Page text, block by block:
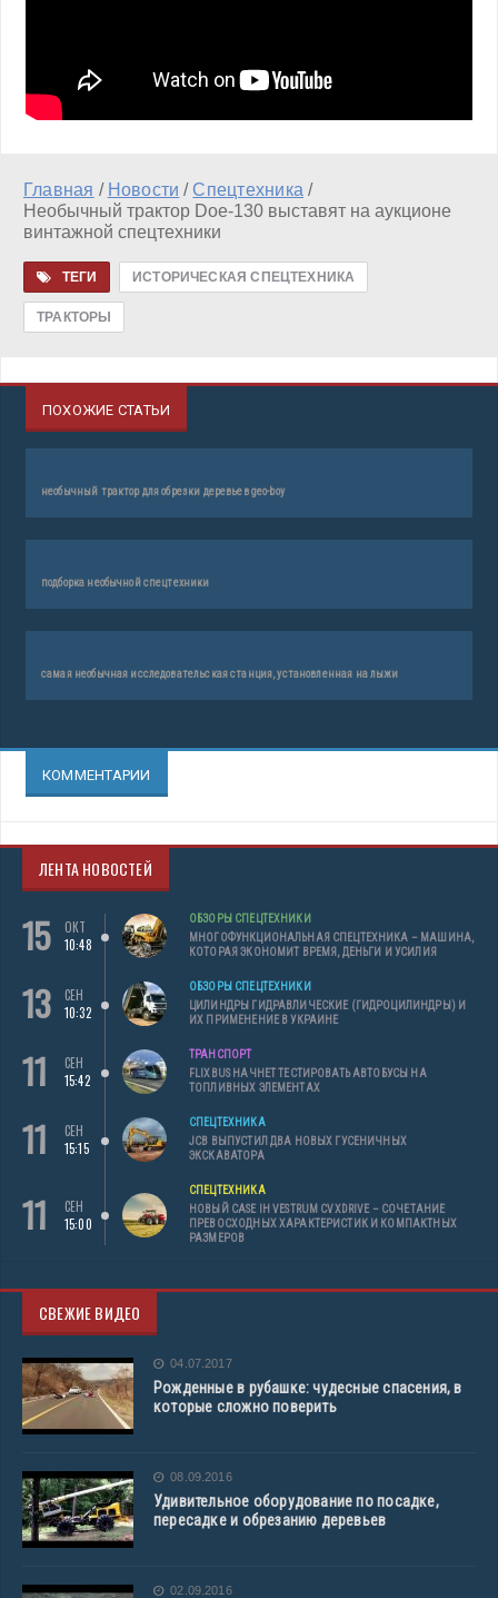
Главная / Новости / Спецтехника /
Необычный трактор Doe-130 выставят на аукционе
винтажной спецтехники
ТЕГИ ИСТОРИЧЕСКАЯ СПЕЦТЕХНИКА
ТРАКТОРЫ
ПОХОЖИЕ СТАТЬИ
необычный трактор для обрезки деревьев geo-boy
подборка необычной спецтехники
самая необычная исследовательская станция, установленная на лыжи
КОММЕНТАРИИ
ЛЕНТА НОВОСТЕЙ
15
ОКТ
10:48
ОБЗОРЫ СПЕЦТЕХНИКИ
МНОГОФУНКЦИОНАЛЬНАЯ СПЕЦТЕХНИКА – МАШИНА,
КОТОРАЯ ЭКОНОМИТ ВРЕМЯ, ДЕНЬГИ И УСИЛИЯ
13
СЕН
10:32
ОБЗОРЫ СПЕЦТЕХНИКИ
ЦИЛИНДРЫ ГИДРАВЛИЧЕСКИЕ (ГИДРОЦИЛИНДРЫ) И
ИХ ПРИМЕНЕНИЕ В УКРАИНЕ
11
СЕН
15:42
ТРАНСПОРТ
FLIXBUS НАЧНЕТ ТЕСТИРОВАТЬ АВТОБУСЫ НА
ТОПЛИВНЫХ ЭЛЕМЕНТАХ
11
СЕН
15:15
СПЕЦТЕХНИКА
JCB ВЫПУСТИЛ ДВА НОВЫХ ГУСЕНИЧНЫХ
ЭКСКАВАТОРА
11
СЕН
15:00
СПЕЦТЕХНИКА
НОВЫЙ CASE IH VESTRUM CVXDRIVE – СОЧЕТАНИЕ
ПРЕВОСХОДНЫХ ХАРАКТЕРИСТИК И КОМПАКТНЫХ
РАЗМЕРОВ
СВЕЖИЕ ВИДЕО
04.07.2017
Рожденные в рубашке: чудесные спасения, в
которые сложно поверить
08.09.2016
Удивительное оборудование по посадке,
пересадке и обрезанию деревьев
02.09.2016